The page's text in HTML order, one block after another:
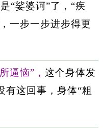
“娑婆诃”了，“疾
一步一步进步得更
逼恼”， 这个身体发
这回事，身体“粗